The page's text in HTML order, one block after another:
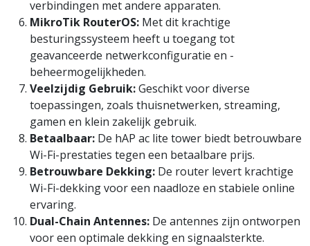
verbindingen met andere apparaten.
MikroTik RouterOS: Met dit krachtige
besturingssysteem heeft u toegang tot
geavanceerde netwerkconfiguratie en -
beheermogelijkheden.
Veelzijdig Gebruik:Geschikt voor diverse
toepassingen, zoals thuisnetwerken, streaming,
gamen en klein zakelijk gebruik.
Betaalbaar: De hAP ac lite tower biedt betrouwbare
Wi-Fi-prestaties tegen een betaalbare prijs.
Betrouwbare Dekking: De router levert krachtige
Wi-Fi-dekking voor een naadloze en stabiele online
ervaring.
Dual-Chain Antennes: De antennes zijn ontworpen
voor een optimale dekking en signaalsterkte.